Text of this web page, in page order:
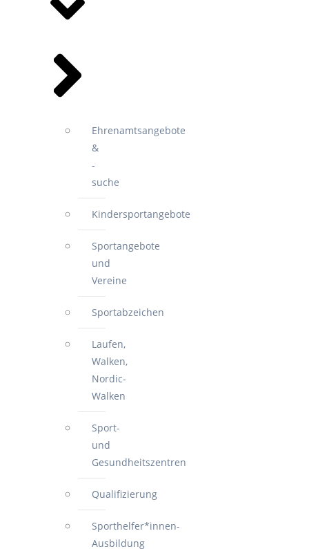
Ehrenamtsangebote
&
-
suche
Kindersportangebote
Sportangebote
und
Vereine
Sportabzeichen
Laufen,
Walken,
Nordic-
Walken
Sport-
und
Gesundheitszentren
Qualifizierung
Sporthelfer*innen-
Ausbildung